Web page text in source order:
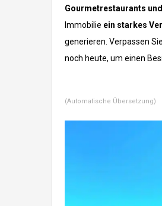
Gourmetrestaurants
Immobilie ein starkes
generieren. Verpassen
noch heute, um einen
(Automatische Übersetzung)